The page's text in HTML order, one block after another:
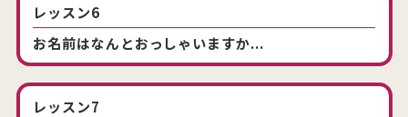
レッスン6
お名前はなんとおっしゃいますか...
レッスン7